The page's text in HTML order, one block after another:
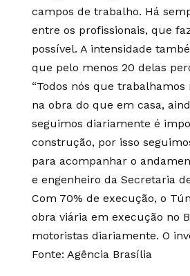
campos de trabalho. Há
entre os profissionais, que
possível. A intensidade
que pelo menos 20 delas
“Todos nós que
na obra do que em casa,
seguimos diariamente é
construção, por isso
para acompanhar o
e engenheiro da Secretaria
Com 70% de execução, o
obra viária em execução no
motoristas diariamente. O
Fonte: Agência Brasília